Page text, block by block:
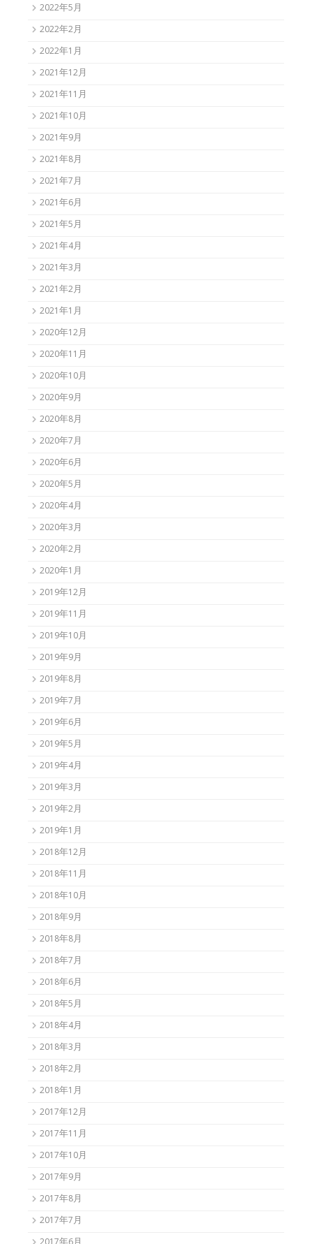
2022年5月
2022年2月
2022年1月
2021年12月
2021年11月
2021年10月
2021年9月
2021年8月
2021年7月
2021年6月
2021年5月
2021年4月
2021年3月
2021年2月
2021年1月
2020年12月
2020年11月
2020年10月
2020年9月
2020年8月
2020年7月
2020年6月
2020年5月
2020年4月
2020年3月
2020年2月
2020年1月
2019年12月
2019年11月
2019年10月
2019年9月
2019年8月
2019年7月
2019年6月
2019年5月
2019年4月
2019年3月
2019年2月
2019年1月
2018年12月
2018年11月
2018年10月
2018年9月
2018年8月
2018年7月
2018年6月
2018年5月
2018年4月
2018年3月
2018年2月
2018年1月
2017年12月
2017年11月
2017年10月
2017年9月
2017年8月
2017年7月